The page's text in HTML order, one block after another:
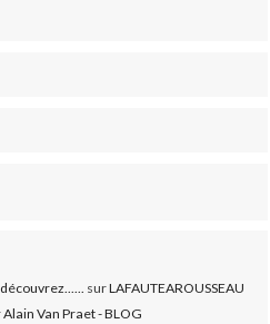
surLAFAUTEAROUSSEAU
Alain Van Praet - BLOG